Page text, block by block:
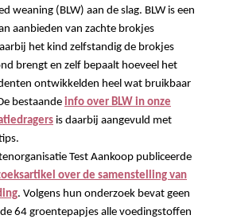
weaning (BLW) aan de slag. BLW is een
aanbieden van zachte brokjes
het kind zelfstandig de brokjes
brengt en zelf bepaalt hoeveel het
ontwikkelden heel wat bruikbaar
bestaande info over BLW in onze
is daarbij aangevuld met
Test Aankoop publiceerde
over de samenstelling van
. Volgens hun onderzoek bevat geen
64 groentepapjes alle voedingstoffen